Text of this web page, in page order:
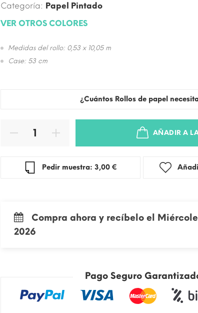
Categoría: Papel Pintado
VER OTROS COLORES
Medidas del rollo: 0,53 x 10,05 m
Case: 53 cm
¿Cuántos Rollos de papel
AÑADIR A
Pedir muestra: 3,00 €
Compra ahora y recíbelo el
2026
Pago Seguro